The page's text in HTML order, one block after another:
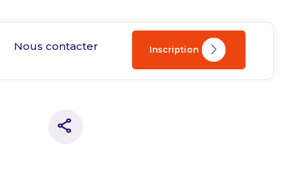
Nous contacter Inscription